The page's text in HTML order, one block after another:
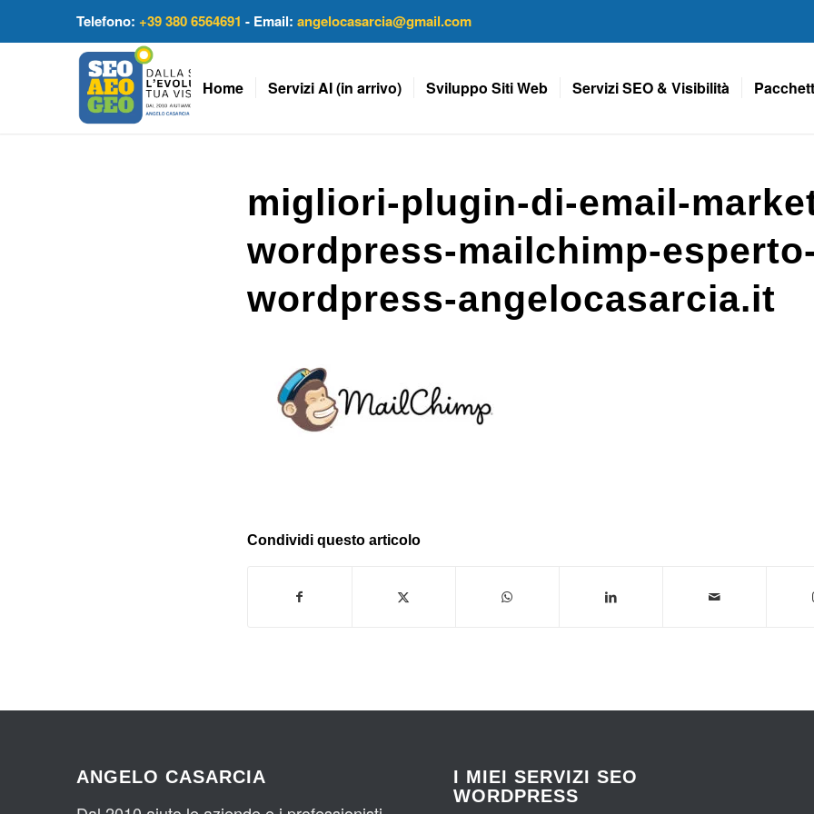
Telefono: +39 380 6564691 - Email: angelocasarcia@gmail.com
Home Servizi AI (in arrivo) Sviluppo Siti Web Servizi SEO & Visibilità
migliori-plugin-di-email-
wordpress-mailchimp-
wordpress-angelocasarcia.it
Condividi questo articolo
ANGELO CASARCIA
I MIEI SERVIZI SEO
WORDPRESS